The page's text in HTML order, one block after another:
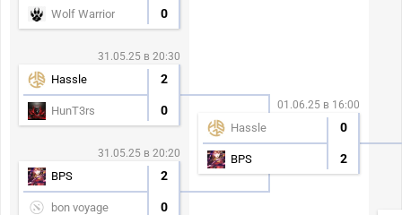
Wolf Warrior 0
31.05.25 в 20:30
Hassle 2
HunT3rs 0
31.05.25 в 20:20
BPS 2
bon voyage 0
01.06.25 в 16:00
Hassle 0
BPS 2